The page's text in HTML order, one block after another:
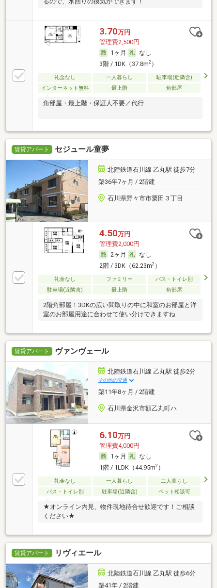
3.70万円
管理費2,500円
1ヶ月
なし
3階 / 1DK（37.8m2）
礼金なし 一人暮らし
駐車場(近隣含)
インターネット無料
最上階 角部屋
角部屋・最上階・保証人不要／代行
賃貸アパート セジュール童夢
北陸鉄道石川線 乙丸駅 徒歩7分
築36年7ヶ月 / 2階建
石川県野々市市粟田３丁目
4.50万円
管理費2,000円
2ヶ月
なし
2階 / 3DK（62.23m2）
礼金なし ファミリー
バス・トイレ別
駐車場(近隣含)
最上階 角部屋
2階角部屋！3DKの広い間取りの中に和室のお部屋と洋
室のお部屋用途に合わせて使い分けできますね
賃貸アパート ヴァンヴェール
北陸鉄道石川線 乙丸駅 徒歩2分
その他の交通
築11年8ヶ月 / 2階建
石川県金沢市額乙丸町ハ
6.10万円
管理費4,000円
1ヶ月
なし
1階 / 1LDK（44.95m2）
礼金なし 一人暮らし
二人暮らし
バス・トイレ別
駐車場(近隣含) ペット相談可
★オンライン内見、物件現地待合せ歓迎です！ご相談
ください★
賃貸アパート リヴィエール
北陸鉄道石川線 乙丸駅 徒歩6分
築41年 / 2階建